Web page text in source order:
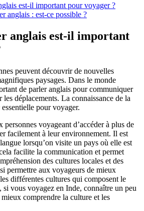
est-il important pour voyager ?
anglais : est-ce possible ?
anglais est-il important
peuvent découvrir de nouvelles
paysages. Dans le monde
de parler anglais pour communiquer
les déplacements. La connaissance de la
pour voyager.
personnes voyageant d’accéder à plus de
facilement à leur environnement. Il est
lorsqu’on visite un pays où elle est
facilite la communication et permet
des cultures locales et des
permettre aux voyageurs de mieux
différentes cultures qui composent le
si vous voyagez en Inde, connaître un peu
comprendre la culture et les